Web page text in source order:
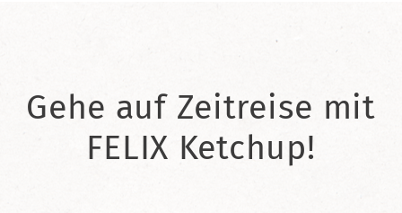
Gehe auf Zeitreise mit
FELIX Ketchup!